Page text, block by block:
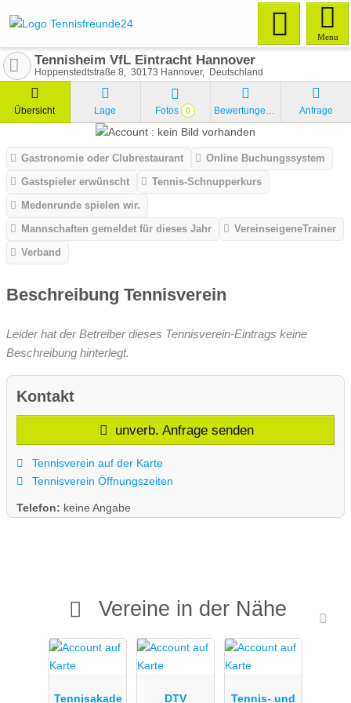
Menu
Tennisheim VfL Eintracht Hannover
Hoppenstedtstraße 8 30173 Hannover Deutschland
Übersicht Lage Fotos 0 Bewertungen Anfrage
Gastronomie oder Clubrestaurant
Online Buchungssystem
Gastspieler erwünscht
Tennis-Schnupperkurs
Medenrunde spielen wir.
Mannschaften gemeldet für dieses Jahr
VereinseigeneTrainer
Verband
Beschreibung Tennisverein
Leider hat der Betreiber dieses Tennisverein-Eintrags keine
Beschreibung hinterlegt.
Kontakt
unverb. Anfrage senden
Tennisverein auf der Karte
Tennisverein Öffnungszeiten
Telefon: keine Angabe
Vereine in der Nähe
Tennisakade
DTV
Tennis- und